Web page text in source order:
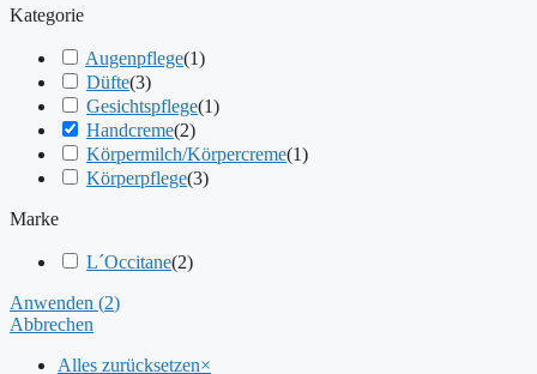
Kategorie
Augenpflege(1)
Düfte(3)
Gesichtspflege(1)
Handcreme(2)
Körpermilch/Körpercreme(1)
Körperpflege(3)
Marke
L´Occitane(2)
Anwenden (2)
Abbrechen
Alles zurücksetzen×